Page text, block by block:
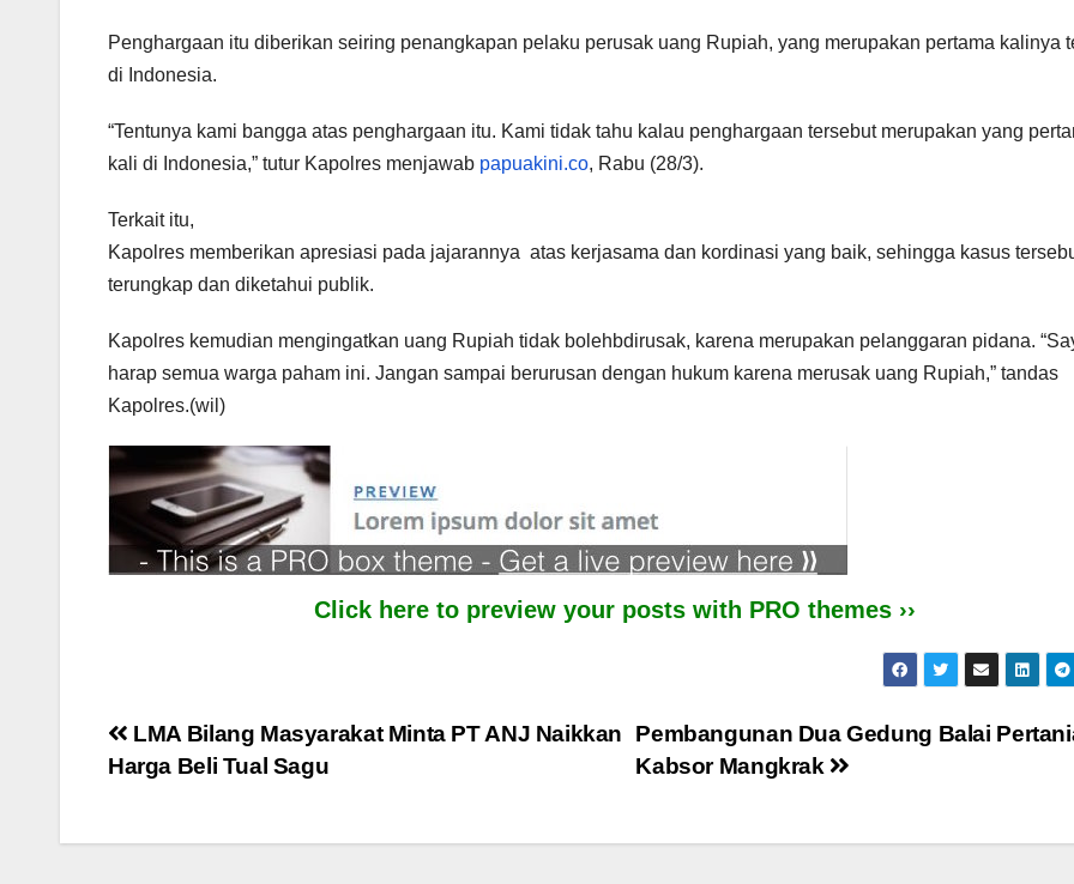
Penghargaan itu diberikan seiring penangkapan pelaku perusak uang Rupiah, yang merupakan pertama kalinya
di Indonesia.
“Tentunya kami bangga atas penghargaan itu. Kami tidak tahu kalau penghargaan tersebut merupakan yang
kali di Indonesia,” tutur Kapolres menjawab papuakini.co, Rabu (28/3).
Terkait itu,
Kapolres memberikan apresiasi pada jajarannya atas kerjasama dan kordinasi yang baik, sehingga kasus
terungkap dan diketahui publik.
Kapolres kemudian mengingatkan uang Rupiah tidak bolehbdirusak, karena merupakan pelanggaran pidana.
harap semua warga paham ini. Jangan sampai berurusan dengan hukum karena merusak uang Rupiah,” tandas
Kapolres.(wil)
Click here to preview your posts with PRO themes ››
Post
navigation
Pembangunan Dua Gedung Balai
Kabsor Mangkrak
LMA Bilang Masyarakat Minta PT ANJ Naikkan
Harga Beli Tual Sagu